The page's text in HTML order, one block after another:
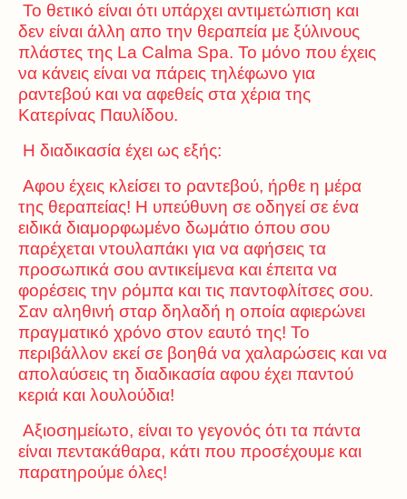
Το θετικό είναι ότι υπάρχει αντιμετώπιση και
δεν είναι άλλη απο την θεραπεία με ξύλινους
πλάστες της La Calma Spa. Το μόνο που έχεις
να κάνεις είναι να πάρεις τηλέφωνο για
ραντεβού και να αφεθείς στα χέρια της
Κατερίνας Παυλίδου.
Η διαδικασία έχει ως εξής:
Αφου έχεις κλείσει το ραντεβού, ήρθε η μέρα
της θεραπείας! Η υπεύθυνη σε οδηγεί σε ένα
ειδικά διαμορφωμένο δωμάτιο όπου σου
παρέχεται ντουλαπάκι για να αφήσεις τα
προσωπικά σου αντικείμενα και έπειτα να
φορέσεις την ρόμπα και τις παντοφλίτσες σου.
Σαν αληθινή σταρ δηλαδή η οποία αφιερώνει
πραγματικό χρόνο στον εαυτό της! Το
περιβάλλον εκεί σε βοηθά να χαλαρώσεις και να
απολαύσεις τη διαδικασία αφου έχει παντού
κεριά και λουλούδια!
Αξιοσημείωτο, είναι το γεγονός ότι τα πάντα
είναι πεντακάθαρα, κάτι που προσέχουμε και
παρατηρούμε όλες!